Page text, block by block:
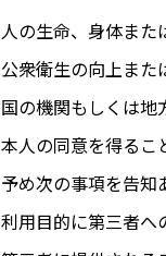
人の生命、身体また
公衆衛生の向上また
国の機関もしくは地
本人の同意を得るこ
予め次の事項を告知
利用目的に第三者へ